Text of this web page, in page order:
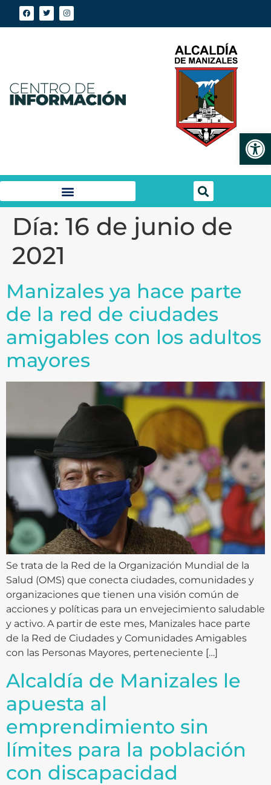
Día: 16 de junio de
2021
Manizales ya hace parte
de la red de ciudades
amigables con los adultos
mayores
Se trata de la Red de la Organización Mundial de la
Salud (OMS) que conecta ciudades, comunidades y
organizaciones que tienen una visión común de
acciones y políticas para un envejecimiento saludable
y activo. A partir de este mes, Manizales hace parte
de la Red de Ciudades y Comunidades Amigables
con las Personas Mayores, perteneciente […]
Alcaldía de Manizales le
apuesta al
emprendimiento sin
límites para la población
con discapacidad